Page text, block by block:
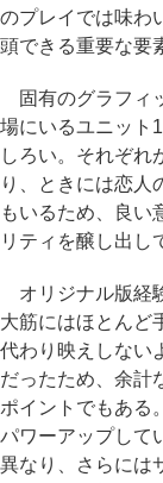
のプレイでは味わ
頭できる重要な要
固有のグラフィ
場にいるユニット
しろい。それぞれ
り、ときには恋人
もいるため、良い
リティを醸し出し
オリジナル版経
大筋にはほとんど
代わり映えしない
だったため、余計
ポイントでもある
パワーアップして
異なり、さらには